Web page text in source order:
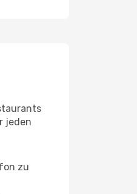
jeden
zu